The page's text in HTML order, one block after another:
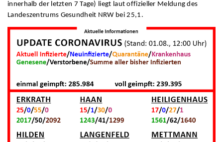
innerhalb der letzten 7 Tage) liegt laut offizieller Meldung des
Landeszentrums Gesundheit NRW bei 25,1.